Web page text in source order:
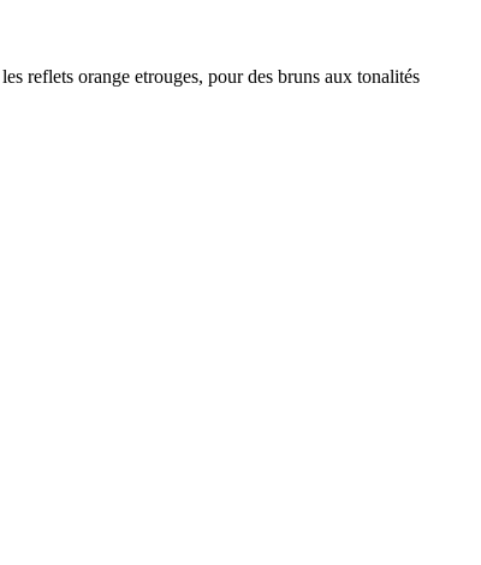
reflets orange etrouges, pour des bruns aux tonalités